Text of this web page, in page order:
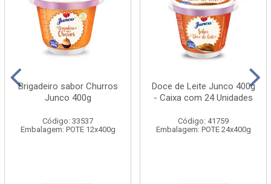
Brigadeiro sabor Churros
Junco 400g
Código: 33537
Embalagem: POTE 12x400g
Doce de Leite Junco 400g
- Caixa com 24 Unidades
Código: 41759
Embalagem: POTE 24x400g